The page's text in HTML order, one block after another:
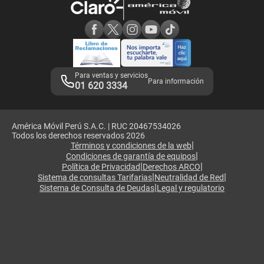
Adquirientes iPhone 6, 6S y SE
Mensaje de Seguridad
Términos y Condiciones de Tienda Claro
Libro de Reclamaciones
Legales de marketplace
Para ventas y servicios
01 620 3334 Para información
América Móvil Perú S.A.C. | RUC 20467534026
Todos los derechos reservados 2026
Términos y condiciones de la web|
Condiciones de garantía de equipos|
Política de Privacidad|Derechos ARCO|
Sistema de consultas Tarifarias|Neutralidad de Red|
Sistema de Consulta de Deudas|Legal y regulatorio